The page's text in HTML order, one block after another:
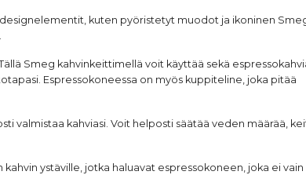
kuten pyöristetyt muodot ja ikoninen
Smeg kahvinkeittimellä voit käyttää sekä
Espressokoneessa on myös kuppiteline, joka pitää
valmistaa kahviasi. Voit helposti säätää veden määrää,
ystäville, jotka haluavat espressokoneen, joka ei vain